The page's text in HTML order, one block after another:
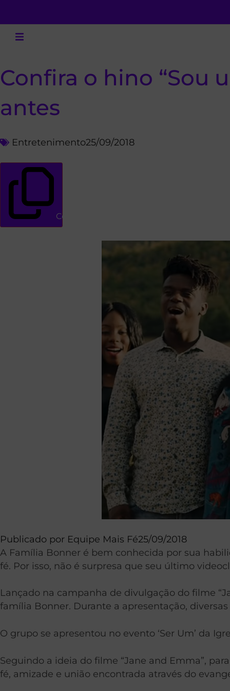
Confira o hino “Sou
antes
Entretenimento25/09/2018
Copiar link
Publicado por Equipe Mais Fé25/09/2018
A Família Bonner é bem conhecida por sua
fé. Por isso, não é surpresa que seu último
Lançado na campanha de divulgação do filme
família Bonner. Durante a apresentação,
O grupo se apresentou no evento ‘Ser Um’ da
Seguindo a ideia do filme “Jane and Emma”,
fé, amizade e união encontrada através do